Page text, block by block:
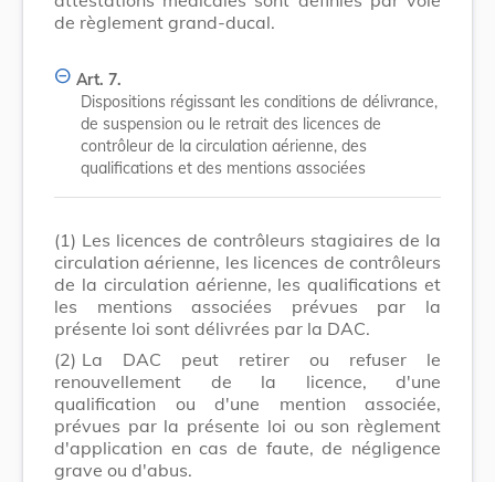
de règlement grand-ducal.
Art. 7.
Dispositions régissant les conditions de délivrance,
de suspension ou le retrait des licences de
contrôleur de la circulation aérienne, des
qualifications et des mentions associées
(1) Les licences de contrôleurs stagiaires de la
circulation aérienne, les licences de contrôleurs
de la circulation aérienne, les qualifications et
les mentions associées prévues par la
présente loi sont délivrées par la DAC.
(2) La DAC peut retirer ou refuser le
renouvellement de la licence, d'une
qualification ou d'une mention associée,
prévues par la présente loi ou son règlement
d'application en cas de faute, de négligence
grave ou d'abus.